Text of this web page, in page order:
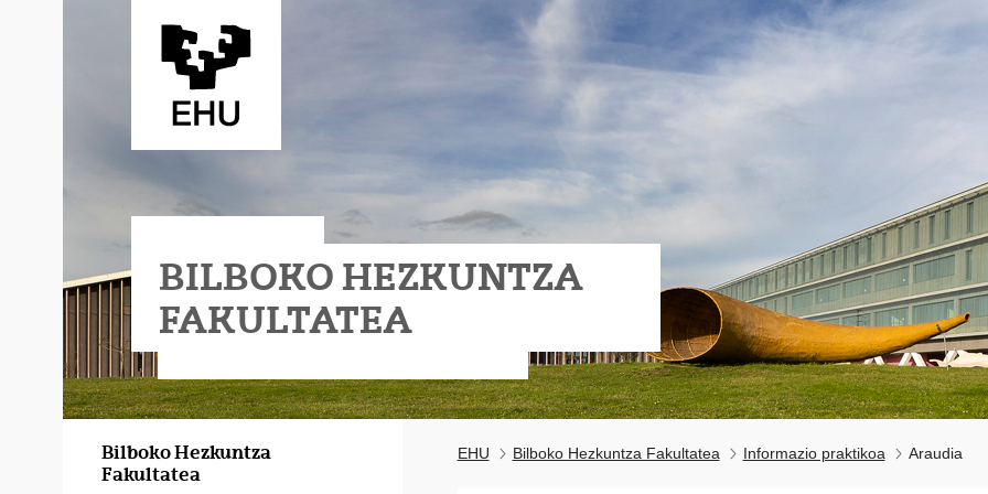
BILBOKO HEZKUNTZA
FAKULTATEA
Bilboko Hezkuntza
Fakultatea
EHU Bilboko Hezkuntza Fakultatea Informazio praktikoa Araudia